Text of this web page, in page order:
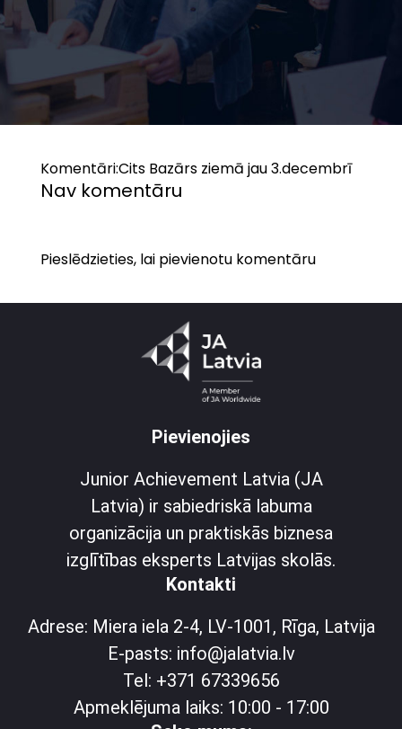
Komentāri:Cits Bazārs ziemā jau 3.decembrī
Nav komentāru
Pieslēdzieties, lai pievienotu komentāru
Pievienojies
Junior Achievement Latvia (JA
Latvia) ir sabiedriskā labuma
organizācija un praktiskās biznesa
izglītības eksperts Latvijas skolās.
Kontakti
Adrese: Miera iela 2-4, LV-1001, Rīga, Latvija
E-pasts: info@jalatvia.lv
Tel: +371 67339656
Apmeklējuma laiks: 10:00 - 17:00